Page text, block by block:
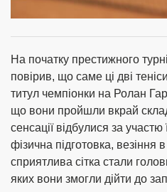
На початку престижного
повірив, що саме ці дві
титул чемпіонки на Ролан
що вони пройшли вкрай
сенсації відбулися за
фізична підготовка, везіння
сприятлива сітка стали
яких вони змогли дійти до